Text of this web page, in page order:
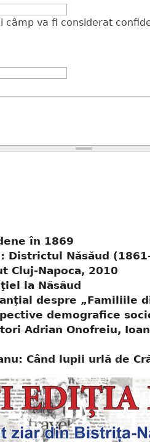
câmp va fi considerat
în 1869
Districtul Năsăud
Cluj-Napoca, 2010
la Năsăud
despre „Familiile
demografice
Adrian Onofreiu,
Când lupii urlă de